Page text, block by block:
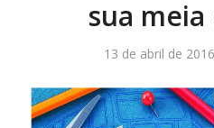
sua
13 de abril de 2016